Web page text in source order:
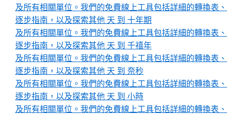
及所有相關單位。我們的免費線上工具包括詳細的轉換表、
逐步指南，以及探索其他 天 到 十年期
及所有相關單位。我們的免費線上工具包括詳細的轉換表、
逐步指南，以及探索其他 天 到 千禧年
及所有相關單位。我們的免費線上工具包括詳細的轉換表、
逐步指南，以及探索其他 天 到 奈秒
及所有相關單位。我們的免費線上工具包括詳細的轉換表、
逐步指南，以及探索其他 天 到 小時
及所有相關單位。我們的免費線上工具包括詳細的轉換表、